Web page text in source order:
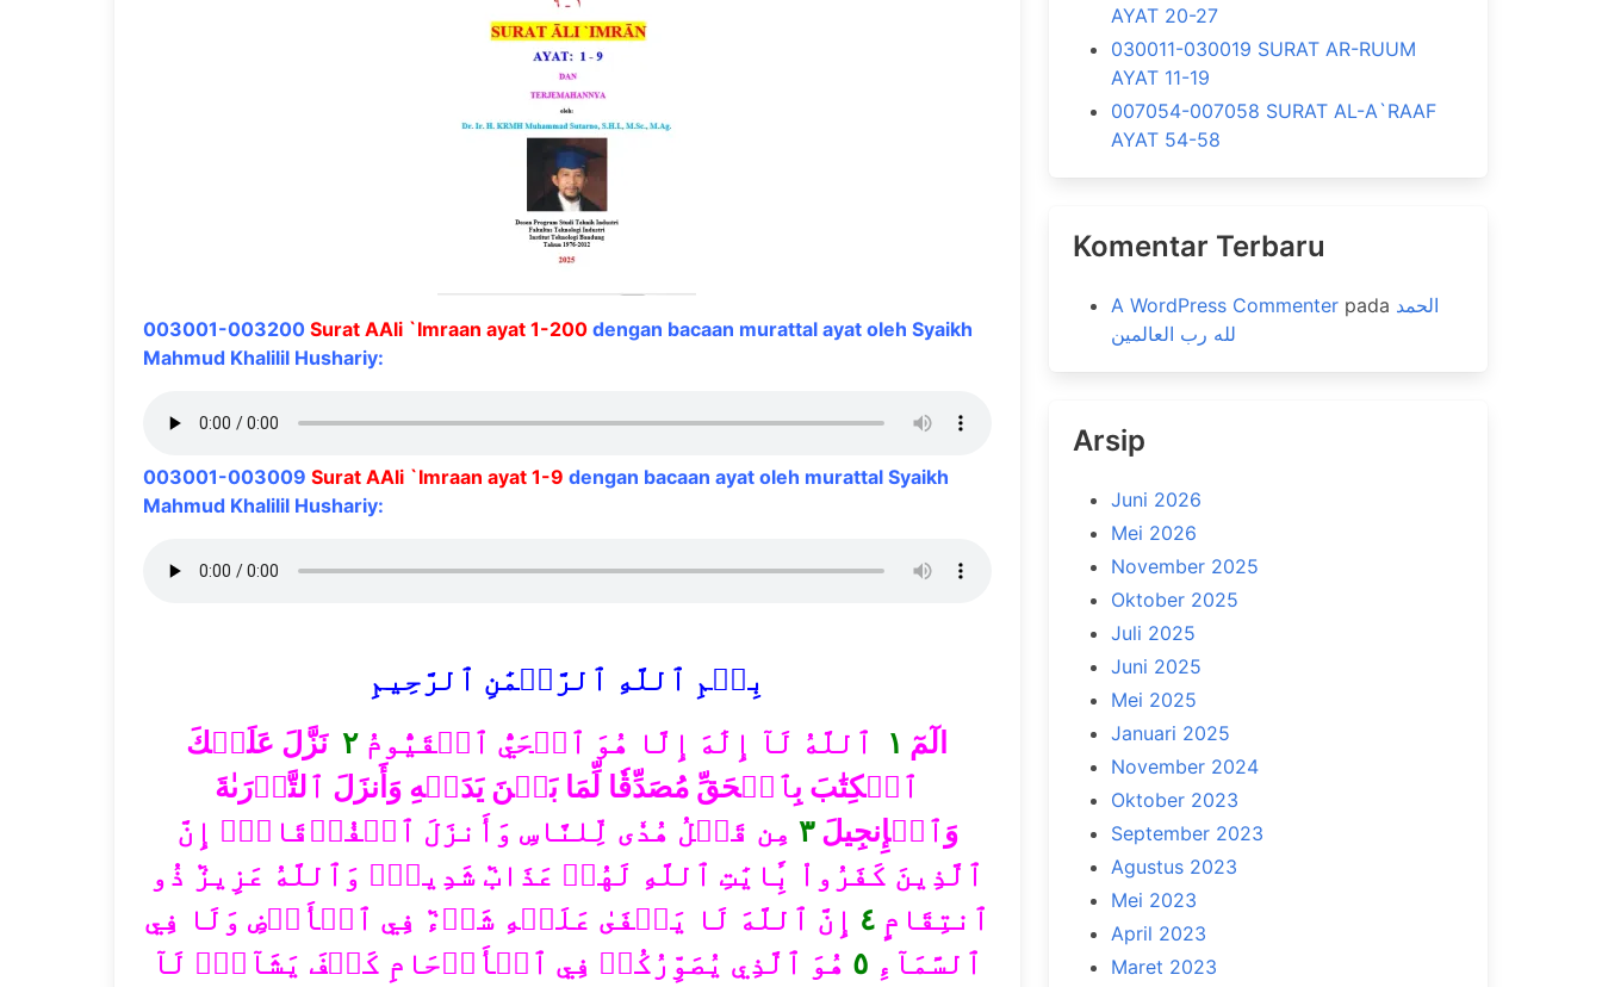
003001-003200 Surat AAli `Imraan ayat 1-200 dengan bacaan murattal ayat oleh Syaikh
Mahmud Khalilil Hushariy:
003001-003009 Surat AAli `Imraan ayat 1-9 dengan bacaan ayat oleh murattal Syaikh
Mahmud Khalilil Hushariy:
بِسۡمِ ٱللَّهِ ٱلرَّحۡمَٰنِ ٱلرَّحِيمِ
الٓمٓ ١ ٱللَّهُ لَآ إِلَٰهَ إِلَّا هُوَ ٱلۡحَيُّ ٱلۡقَيُّومُ٢ نَزَّلَ عَلَيۡكَ
ٱلۡكِتَٰبَ بِٱلۡحَقِّ مُصَدِّقٗا لِّمَا بَيۡنَ يَدَيۡهِ وَأَنزَلَ ٱلتَّوۡرَىٰةَ
وَٱلۡإِنجِيلَ٣ مِن قَبۡلُ هُدٗى لِّلنَّاسِ وَأَنزَلَ ٱلۡفُرۡقَانَۗ إِنَّ
ٱلَّذِينَ كَفَرُواْ بِ‍َٔايَٰتِ ٱللَّهِ لَهُمۡ عَذَابٞ شَدِيدٞۗ وَٱللَّهُ عَزِيزٞ ذُو
ٱنتِقَامٍ ٤ إِنَّ ٱللَّهَ لَا يَخۡفَىٰ عَلَيۡهِ شَيۡءٞ فِي ٱلۡأَرۡضِ وَلَا فِي
ٱلسَّمَآءِ ٥ هُوَ ٱلَّذِي يُصَوِّرُكُمۡ فِي ٱلۡأَرۡحَامِ كَيۡفَ يَشَآءُۚ لَآ
AYAT 20-27
030011-030019 SURAT AR-RUUM
AYAT 11-19
007054-007058 SURAT AL-A`RAAF
AYAT 54-58
Komentar Terbaru
A WordPress Commenterpada الحمد
لله رب العالمين
Arsip
Juni 2026
Mei 2026
November 2025
Oktober 2025
Juli 2025
Juni 2025
Mei 2025
Januari 2025
November 2024
Oktober 2023
September 2023
Agustus 2023
Mei 2023
April 2023
Maret 2023